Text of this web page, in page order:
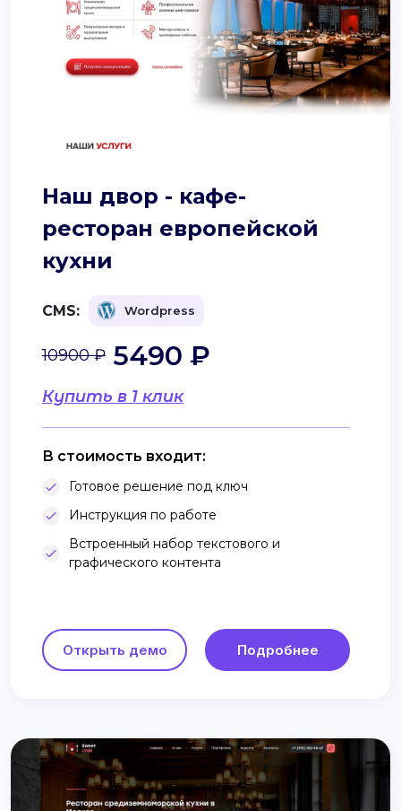
Наш двор - кафе-
ресторан европейской
кухни
CMS: Wordpress
Купить в 1 клик
10900 ₽ 5490 ₽
В стоимость входит:
Готовое решение под ключ
Инструкция по работе
Встроенный набор текстового и
графического контента
Открыть демо Подробнее